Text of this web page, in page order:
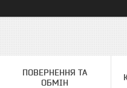
ПОВЕРНЕННЯ ТА
ОБМІН